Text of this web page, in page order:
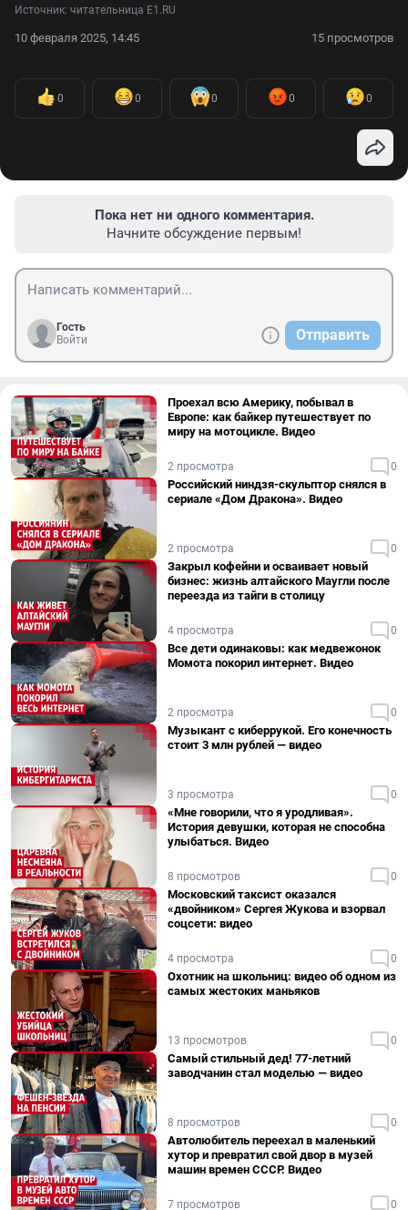
Источник: читательница E1.RU
10 февраля 2025, 14:45 15 просмотров
0 0 0 0 0
Пока нет ни одного комментария.
Начните обсуждение первым!
Гость
Войти
Отправить
Проехал всю Америку, побывал в
Европе: как байкер путешествует по
миру на мотоцикле. Видео
2 просмотра 0
Российский ниндзя-скульптор снялся в
сериале «Дом Дракона». Видео
2 просмотра 0
Закрыл кофейни и осваивает новый
бизнес: жизнь алтайского Маугли после
переезда из тайги в столицу
4 просмотра 0
Все дети одинаковы: как медвежонок
Момота покорил интернет. Видео
2 просмотра 0
Музыкант с киберрукой. Его конечность
стоит 3 млн рублей — видео
3 просмотра 0
«Мне говорили, что я уродливая».
История девушки, которая не способна
улыбаться. Видео
8 просмотров 0
Московский таксист оказался
«двойником» Сергея Жукова и взорвал
соцсети: видео
4 просмотра 0
Охотник на школьниц: видео об одном из
самых жестоких маньяков
13 просмотров 0
Самый стильный дед! 77-летний
заводчанин стал моделью — видео
8 просмотров 0
Автолюбитель переехал в маленький
хутор и превратил свой двор в музей
машин времен СССР. Видео
7 просмотров 0